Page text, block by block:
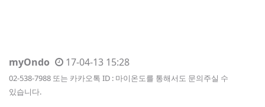
myOndo 17-04-13 15:28
02-538-7988 또는 카카오톡 ID : 마이온도를 통해서도 문의주실 수
있습니다.